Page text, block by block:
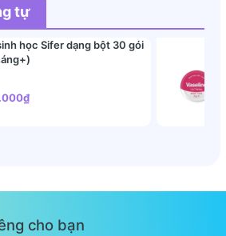
tự
học Sifer dạng bột 30 gói
cho bạn